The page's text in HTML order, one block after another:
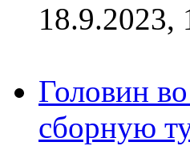
18.9.2023,
Головин
сборную